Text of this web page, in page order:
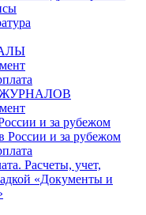
и за рубежом
России и за рубежом
Расчеты, учет,
«Документы и